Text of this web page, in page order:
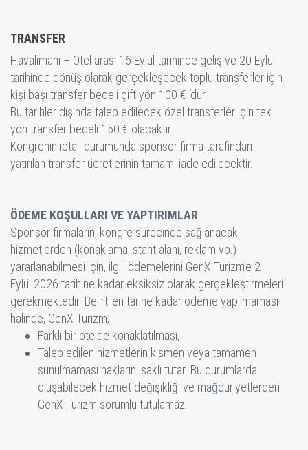
TRANSFER
Havalimanı – Otel arası 16 Eylül tarihinde geliş ve 20 Eylül
tarihinde dönüş olarak gerçekleşecek toplu transferler için
kişi başı transfer bedeli çift yön 100 € ‘dur.
Bu tarihler dışında talep edilecek özel transferler için tek
yön transfer bedeli 150 € olacaktır.
Kongrenin iptali durumunda sponsor firma tarafından
yatırılan transfer ücretlerinin tamamı iade edilecektir.
ÖDEME KOŞULLARI VE YAPTIRIMLAR
Sponsor firmaların, kongre sürecinde sağlanacak
hizmetlerden (konaklama, stant alanı, reklam vb.)
yararlanabilmesi için, ilgili ödemelerini GenX Turizm’e 2
Eylül 2026 tarihine kadar eksiksiz olarak gerçekleştirmeleri
gerekmektedir. Belirtilen tarihe kadar ödeme yapılmaması
halinde, GenX Turizm;
Farklı bir otelde konaklatılması,
Talep edilen hizmetlerin kısmen veya tamamen
sunulmaması haklarını saklı tutar. Bu durumlarda
oluşabilecek hizmet değişikliği ve mağduriyetlerden
GenX Turizm sorumlu tutulamaz.